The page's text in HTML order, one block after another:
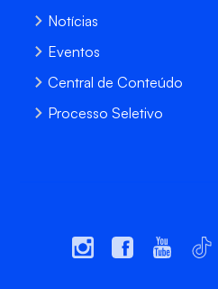
Notícias
Eventos
Central de Conteúdo
Processo Seletivo